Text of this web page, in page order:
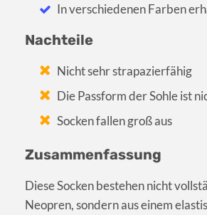
In verschiedenen Farben
Nachteile
Nicht sehr strapazierfähig
Die Passform der Sohle ist
Socken fallen groß aus
Zusammenfassung
Diese Socken bestehen nicht
Neopren, sondern aus einem